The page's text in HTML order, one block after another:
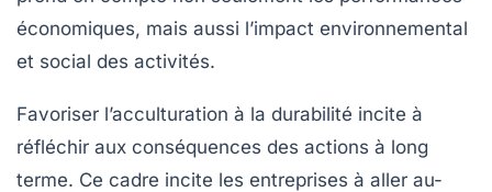
économiques, mais aussi l’impact environnemental
et social des activités.
Favoriser l’acculturation à la durabilité incite à
réfléchir aux conséquences des actions à long
terme. Ce cadre incite les entreprises à aller au-